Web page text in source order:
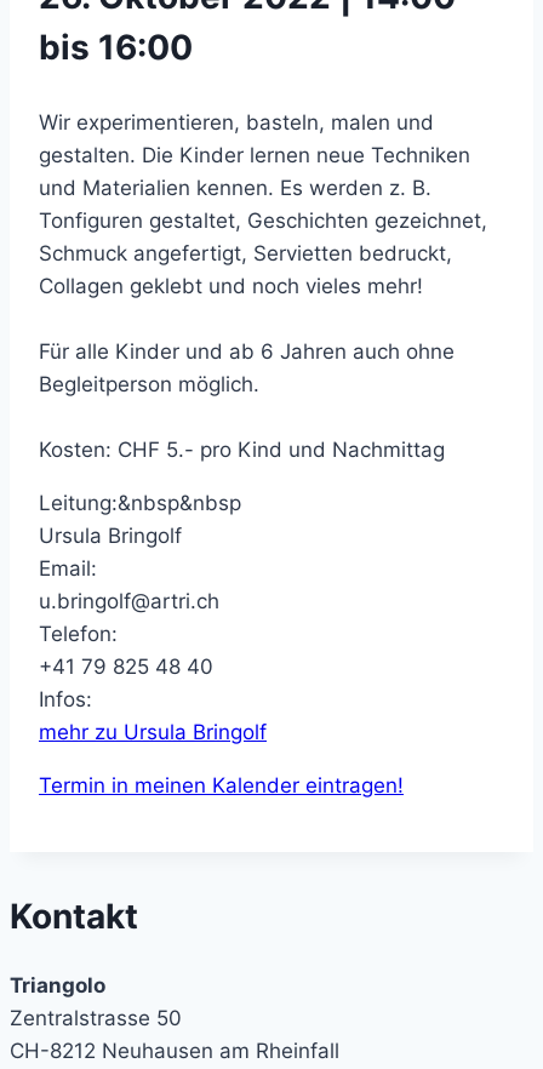
bis 16:00
Wir experimentieren, basteln, malen und
gestalten. Die Kinder lernen neue Techniken
und Materialien kennen. Es werden z. B.
Tonfiguren gestaltet, Geschichten gezeichnet,
Schmuck angefertigt, Servietten bedruckt,
Collagen geklebt und noch vieles mehr!
Für alle Kinder und ab 6 Jahren auch ohne
Begleitperson möglich.
Kosten: CHF 5.- pro Kind und Nachmittag
Leitung:&nbsp&nbsp
Ursula Bringolf
Email:
u.bringolf@artri.ch
Telefon:
+41 79 825 48 40
Infos:
mehr zu Ursula Bringolf
Termin in meinen Kalender eintragen!
Kontakt
Triangolo
Zentralstrasse 50
CH-8212 Neuhausen am Rheinfall